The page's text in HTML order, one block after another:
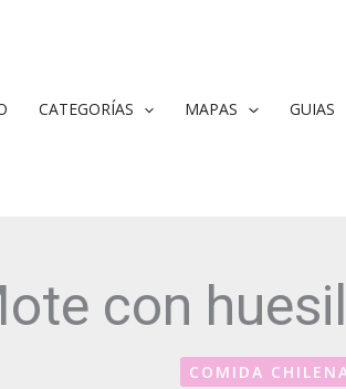
CATEGORÍAS MAPAS GUIAS
con
COMIDA